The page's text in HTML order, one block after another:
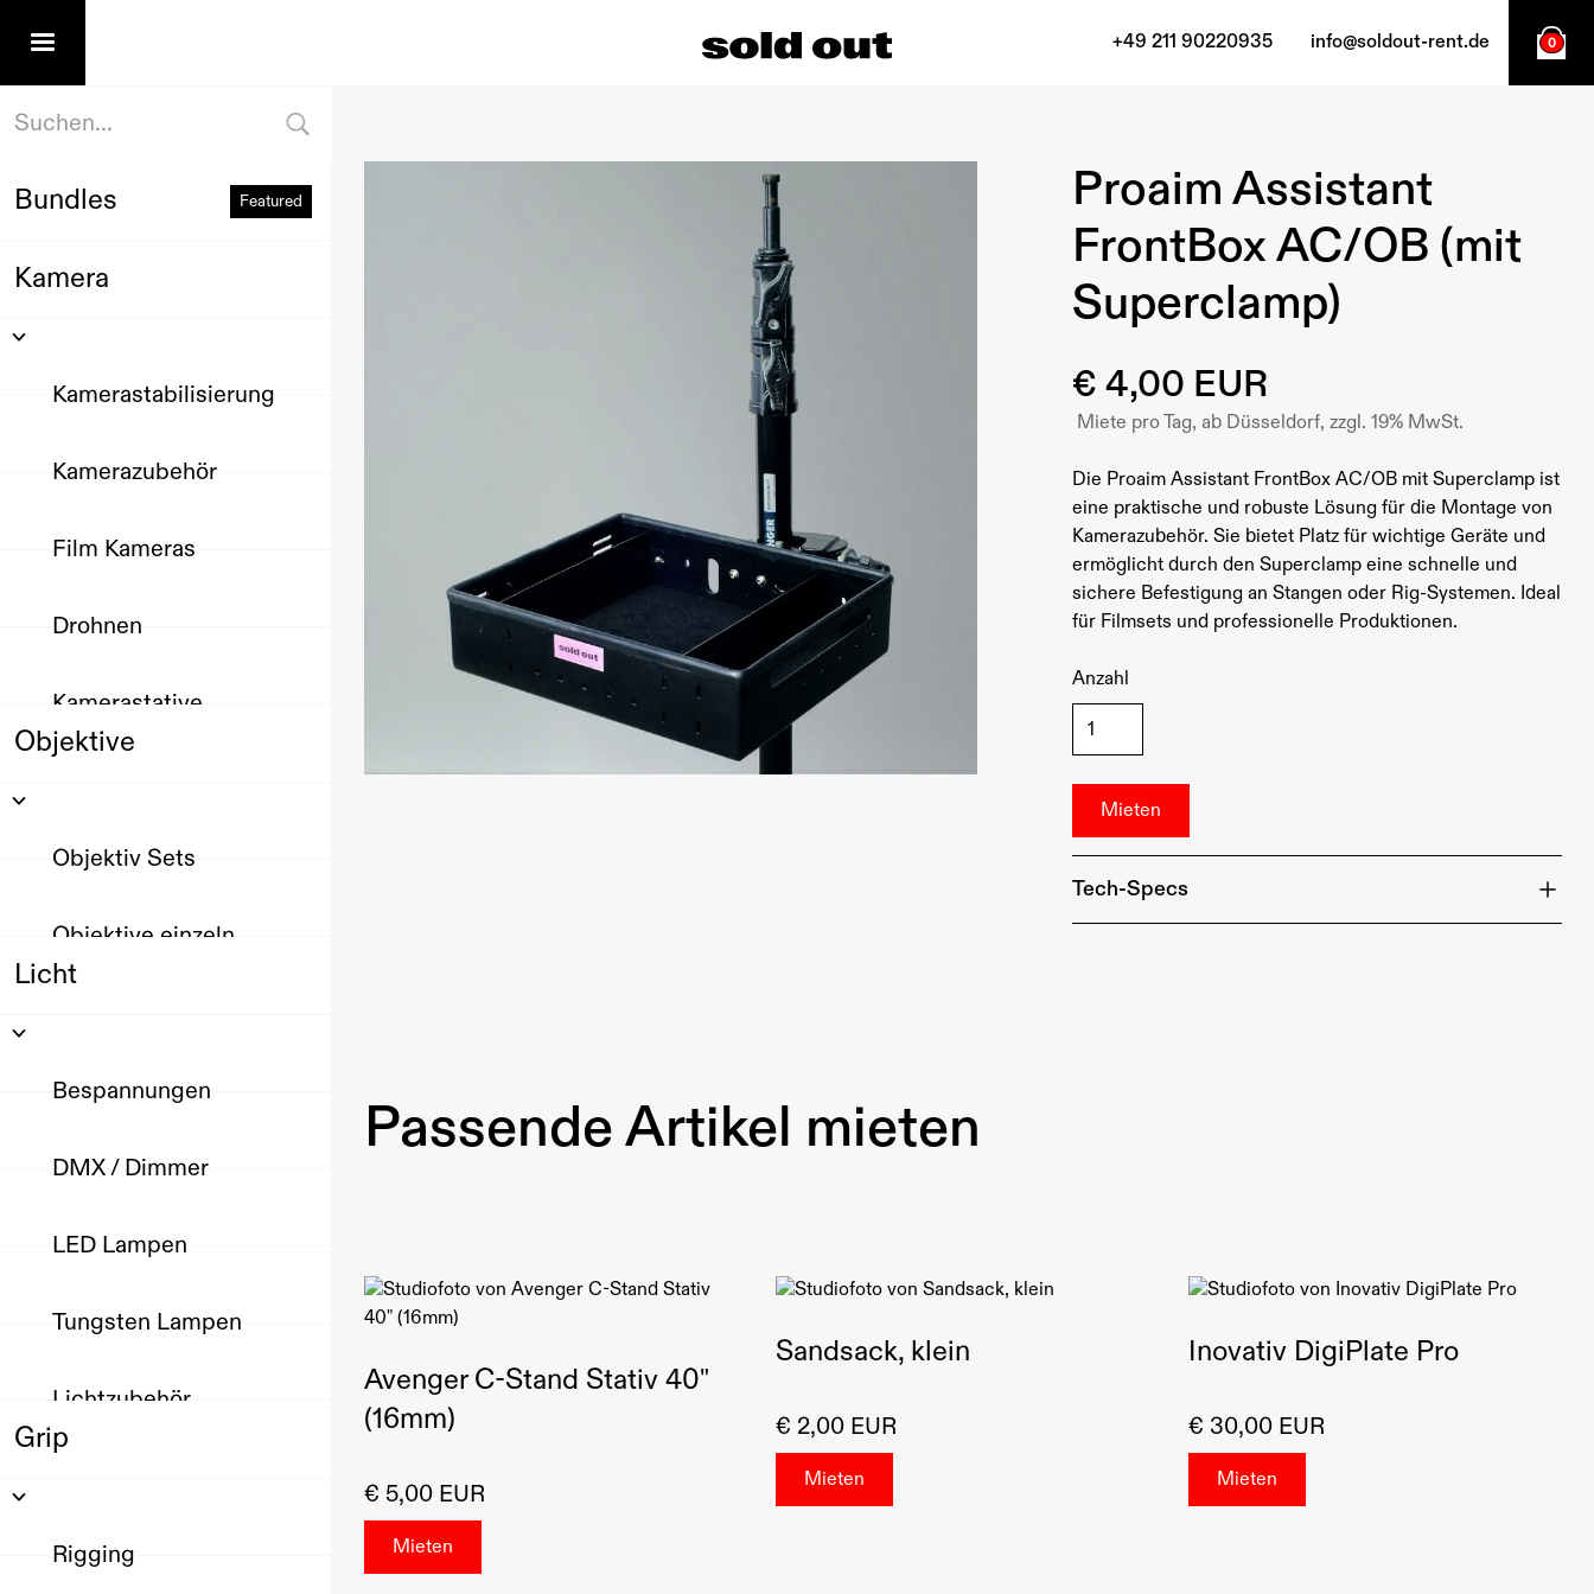
+49 211 90220935 info@soldout-rent.de 0
Bundles Featured
Kamera
Kamerastabilisierung
Kamerazubehör
Film Kameras
Drohnen
Kamerastative
Objektive
Objektiv Sets
Objektive einzeln
Licht
Bespannungen
DMX / Dimmer
LED Lampen
Tungsten Lampen
Lichtzubehör
Grip
Rigging
Proaim Assistant
FrontBox AC/OB (mit
Superclamp)
€ 4,00 EUR
Miete pro Tag, ab Düsseldorf, zzgl. 19% MwSt.
Die Proaim Assistant FrontBox AC/OB mit Superclamp ist
eine praktische und robuste Lösung für die Montage von
Kamerazubehör. Sie bietet Platz für wichtige Geräte und
ermöglicht durch den Superclamp eine schnelle und
sichere Befestigung an Stangen oder Rig-Systemen. Ideal
für Filmsets und professionelle Produktionen.
Anzahl
Tech-Specs
Passende Artikel mieten
Avenger C-Stand Stativ 40"
(16mm)
€ 5,00 EUR
Sandsack, klein
€ 2,00 EUR
Inovativ DigiPlate Pro
€ 30,00 EUR